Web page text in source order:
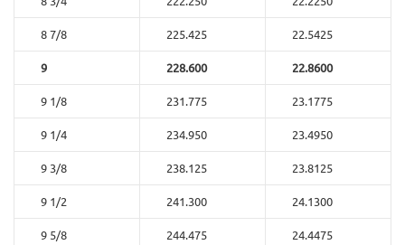
8 7/8 225.425 22.5425
9 228.600 22.8600
9 1/8 231.775 23.1775
9 1/4 234.950 23.4950
9 3/8 238.125 23.8125
9 1/2 241.300 24.1300
9 5/8 244.475 24.4475